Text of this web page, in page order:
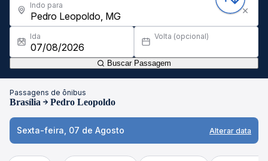
Indo para
Ida Volta (opcional)
Buscar Passagem
Passagens de ônibus
Brasília Pedro Leopoldo
Sexta-feira, 07 de Agosto Alterar data